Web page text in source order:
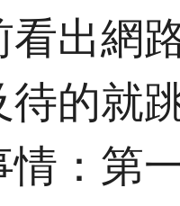
看出網
待的就
情：第